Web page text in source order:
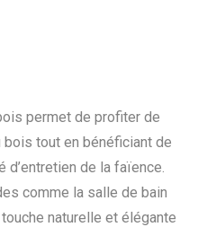
permet de profiter de
bois tout en bénéficiant de
de la faïence.
comme la salle de bain
naturelle et élégante